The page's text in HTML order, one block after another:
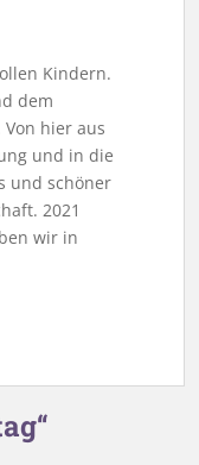
Kindern.
dem
hier aus
und in die
und schöner
2021
wir in